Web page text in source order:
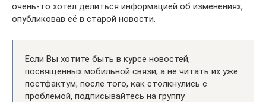
очень-то хотел делиться информацией об изменениях,
опубликовав её в старой новости.
Если Вы хотите быть в курсе новостей,
посвященных мобильной связи, а не читать их уже
постфактум, после того, как столкнулись с
проблемой, подписывайтесь на группу